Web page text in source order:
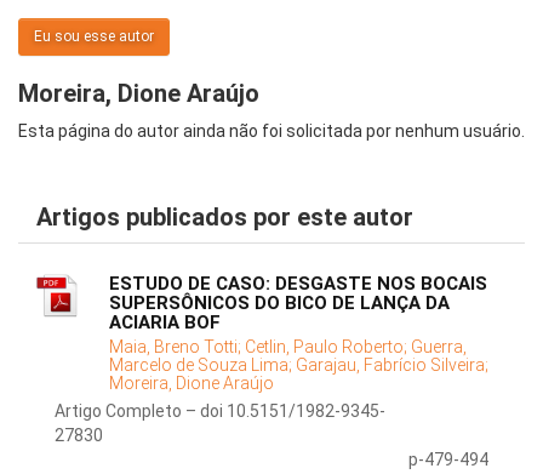
Eu sou esse autor
Moreira, Dione Araújo
Esta página do autor ainda não foi solicitada por nenhum usuário.
Artigos publicados por este autor
ESTUDO DE CASO: DESGASTE NOS BOCAIS
SUPERSÔNICOS DO BICO DE LANÇA DA
ACIARIA BOF
Maia, Breno Totti; Cetlin, Paulo Roberto; Guerra,
Marcelo de Souza Lima; Garajau, Fabrício Silveira;
Moreira, Dione Araújo
Artigo Completo – doi 10.5151/1982-9345-
27830
p-479-494